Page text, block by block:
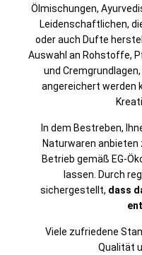
Ölmischungen,
Leidenschaftlichen,
oder auch Dufte
Auswahl an Rohstoffe,
und
angereichert werden
In dem Bestreben,
Naturwaren anbieten
Betrieb gemäß EG-
lassen. Durch
sichergestellt, dass
Viele zufriedene
Qualität